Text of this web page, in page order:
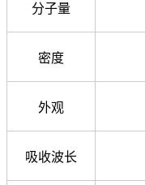
分子量
密度
外观
吸收波长